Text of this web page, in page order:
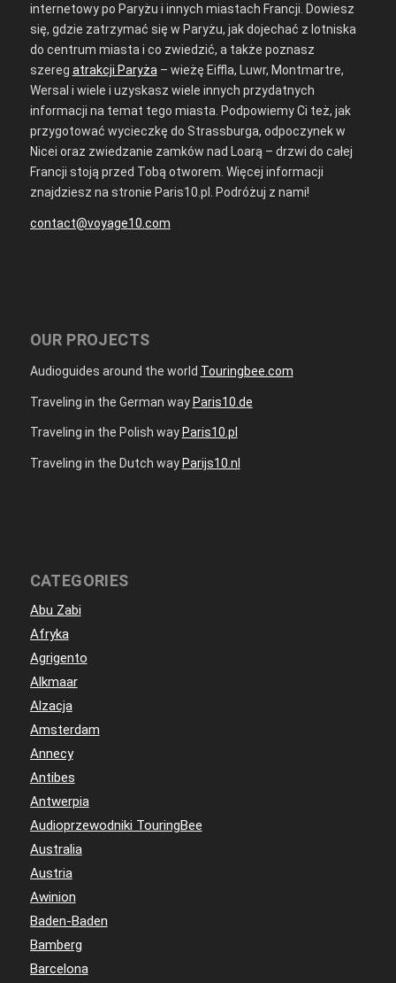
internetowy po Paryżu i innych miastach Francji. Dowiesz
się, gdzie zatrzymać się w Paryżu, jak dojechać z lotniska
do centrum miasta i co zwiedzić, a także poznasz
szereg atrakcji Paryża – wieżę Eiffla, Luwr, Montmartre,
Wersal i wiele i uzyskasz wiele innych przydatnych
informacji na temat tego miasta. Podpowiemy Ci też, jak
przygotować wycieczkę do Strassburga, odpoczynek w
Nicei oraz zwiedzanie zamków nad Loarą – drzwi do całej
Francji stoją przed Tobą otworem. Więcej informacji
znajdziesz na stronie Paris10.pl. Podróżuj z nami!
contact@voyage10.com
OUR PROJECTS
Audioguides around the world Touringbee.com
Traveling in the German wayParis10.de
Traveling in the Polish way Paris10.pl
Traveling in the Dutch way Parijs10.nl
CATEGORIES
Abu Zabi
Afryka
Agrigento
Alkmaar
Alzacja
Amsterdam
Annecy
Antibes
Antwerpia
Audioprzewodniki TouringBee
Australia
Austria
Awinion
Baden-Baden
Bamberg
Barcelona